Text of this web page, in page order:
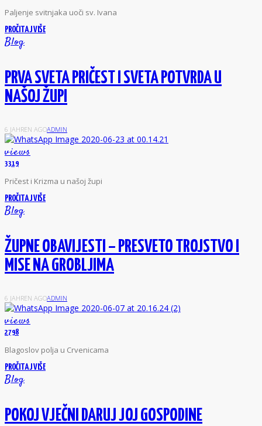
Paljenje svitnjaka uoči sv. Ivana
PROČITAJ VIŠE
Blog
PRVA SVETA PRIČEST I SVETA POTVRDA U
NAŠOJ ŽUPI
6 JAHREN AGOADMIN
views
3319
Pričest i Krizma u našoj župi
PROČITAJ VIŠE
Blog
ŽUPNE OBAVIJESTI – PRESVETO TROJSTVO I
MISE NA GROBLJIMA
6 JAHREN AGOADMIN
views
2798
Blagoslov polja u Crvenicama
PROČITAJ VIŠE
Blog
POKOJ VJEČNI DARUJ JOJ GOSPODINE